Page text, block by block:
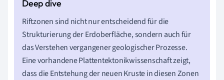
Riftzonen sind nicht nur entscheidend für die
Strukturierung der Erdoberfläche, sondern auch für
das Verstehen vergangener geologischer Prozesse.
Eine vorhandene Plattentektonikwissenschaft zeigt,
dass die Entstehung der neuen Kruste in diesen Zonen